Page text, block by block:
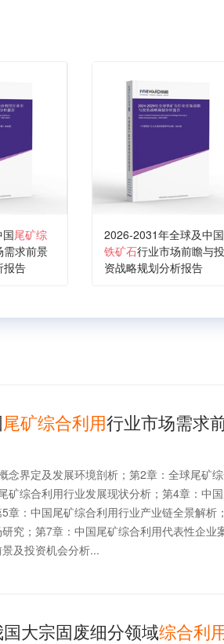
尾矿综
需求前景
报告
2026-2031年全球及中国
铁矿石行业市场前瞻与投
资战略规划分析报告
尾矿综合利用行业市场需求
念界定及发展环境剖析；第2章：全球尾矿
矿综合利用行业发展现状分析；第4章：中
章：中国尾矿综合利用行业产业链全景解析
究；第7章：中国尾矿综合利用代表性企业
及投资机会分析...
大宗固废细分领域综合利